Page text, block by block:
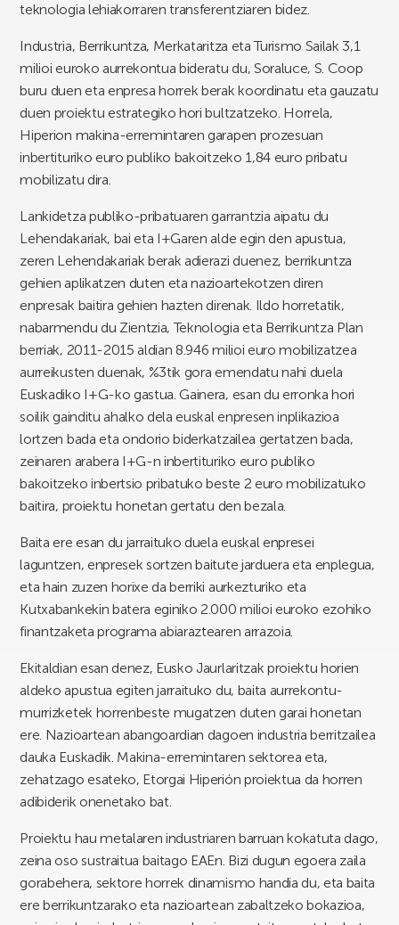
teknologia lehiakorraren transferentziaren bidez.
Industria, Berrikuntza, Merkataritza eta Turismo Sailak 3,1
milioi euroko aurrekontua bideratu du, Soraluce, S. Coop
buru duen eta enpresa horrek berak koordinatu eta gauzatu
duen proiektu estrategiko hori bultzatzeko. Horrela,
Hiperion makina-erremintaren garapen prozesuan
inbertituriko euro publiko bakoitzeko 1,84 euro pribatu
mobilizatu dira.
Lankidetza publiko-pribatuaren garrantzia aipatu du
Lehendakariak, bai eta I+Garen alde egin den apustua,
zeren Lehendakariak berak adierazi duenez, berrikuntza
gehien aplikatzen duten eta nazioartekotzen diren
enpresak baitira gehien hazten direnak. Ildo horretatik,
nabarmendu du Zientzia, Teknologia eta Berrikuntza Plan
berriak, 2011-2015 aldian 8.946 milioi euro mobilizatzea
aurreikusten duenak, %3tik gora emendatu nahi duela
Euskadiko I+G-ko gastua. Gainera, esan du erronka hori
soilik gainditu ahalko dela euskal enpresen inplikazioa
lortzen bada eta ondorio biderkatzailea gertatzen bada,
zeinaren arabera I+G-n inbertituriko euro publiko
bakoitzeko inbertsio pribatuko beste 2 euro mobilizatuko
baitira, proiektu honetan gertatu den bezala.
Baita ere esan du jarraituko duela euskal enpresei
laguntzen, enpresek sortzen baitute jarduera eta enplegua,
eta hain zuzen horixe da berriki aurkezturiko eta
Kutxabankekin batera eginiko 2.000 milioi euroko ezohiko
finantzaketa programa abiaraztearen arrazoia.
Ekitaldian esan denez, Eusko Jaurlaritzak proiektu horien
aldeko apustua egiten jarraituko du, baita aurrekontu-
murrizketek horrenbeste mugatzen duten garai honetan
ere. Nazioartean abangoardian dagoen industria berritzailea
dauka Euskadik. Makina-erremintaren sektorea eta,
zehatzago esateko, Etorgai Hiperión proiektua da horren
adibiderik onenetako bat.
Proiektu hau metalaren industriaren barruan kokatuta dago,
zeina oso sustraitua baitago EAEn. Bizi dugun egoera zaila
gorabehera, sektore horrek dinamismo handia du, eta baita
ere berrikuntzarako eta nazioartean zabaltzeko bokazioa,